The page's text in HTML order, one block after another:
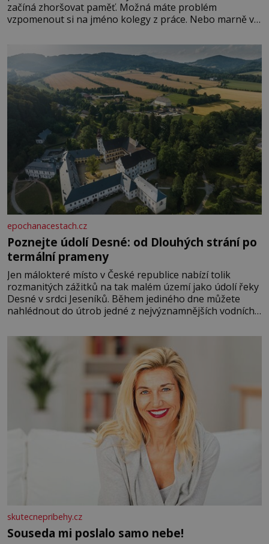
začíná zhoršovat paměť. Možná máte problém
vzpomenout si na jméno kolegy z práce. Nebo marně v
Je to opravdu tak, s věkem jako kdyby se paměť
rozhodla stávkovat. Cvičte
epochanacestach.cz
Poznejte údolí Desné: od Dlouhých strání po
termální prameny
Jen málokteré místo v České republice nabízí tolik
rozmanitých zážitků na tak malém území jako údolí řeky
Desné v srdci Jeseníků. Během jediného dne můžete
nahlédnout do útrob jedné z nejvýznamnějších vodních
se na koloběžce a den zakončit poznáváním památek ve
Velkých Losinách nebo v termálním
skutecnepribehy.cz
Souseda mi poslalo samo nebe!